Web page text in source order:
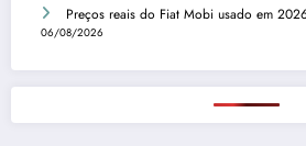
Preços reais do Fiat Mobi usado em
06/08/2026